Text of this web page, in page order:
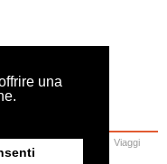
una
Lettere Foto Arte
Viaggi